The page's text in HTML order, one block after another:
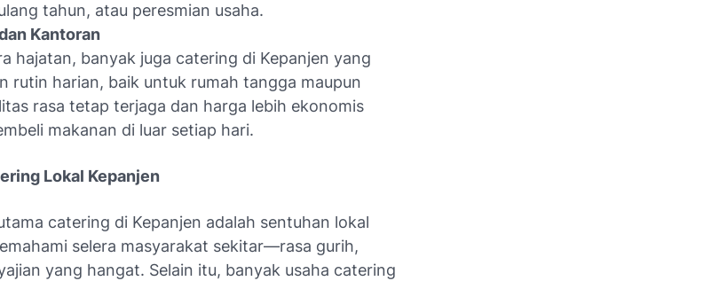
tahun, atau peresmian usaha.
Kantoran
hajatan, banyak juga catering di Kepanjen yang
rutin harian, baik untuk rumah tangga maupun
rasa tetap terjaga dan harga lebih ekonomis
makanan di luar setiap hari.
Lokal Kepanjen
catering di Kepanjen adalah sentuhan lokal
selera masyarakat sekitar—rasa gurih,
yang hangat. Selain itu, banyak usaha catering